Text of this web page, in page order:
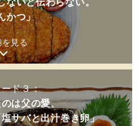
かつ」
を見る
ド３：
は父の愛、
サバと出汁巻き卵」